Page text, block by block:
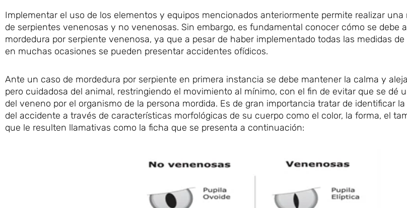
Implementar el uso de los elementos y equipos mencionados anteriormente permite realizar
de serpientes venenosas y no venenosas. Sin embargo, es fundamental conocer cómo se debe
mordedura por serpiente venenosa, ya que a pesar de haber implementado todas las medidas
en muchas ocasiones se pueden presentar accidentes ofídicos.
Ante un caso de mordedura por serpiente en primera instancia se debe mantener la calma y
pero cuidadosa del animal, restringiendo el movimiento al mínimo, con el fin de evitar que se dé
del veneno por el organismo de la persona mordida. Es de gran importancia tratar de identificar
del accidente a través de características morfológicas de su cuerpo como el color, la forma, el
que le resulten llamativas como la ficha que se presenta a continuación: